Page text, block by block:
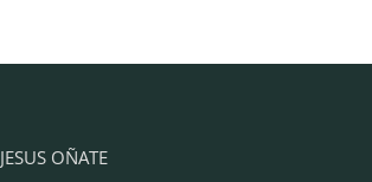
JESUS OÑATE